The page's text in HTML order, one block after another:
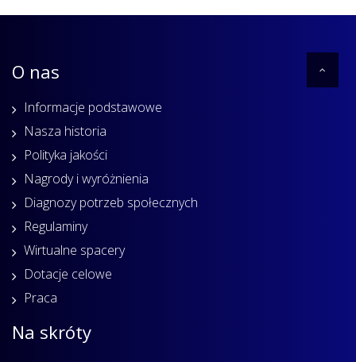
O nas
Informacje podstawowe
Nasza historia
Polityka jakości
Nagrody i wyróżnienia
Diagnozy potrzeb społecznych
Regulaminy
Wirtualne spacery
Dotacje celowe
Praca
Na skróty